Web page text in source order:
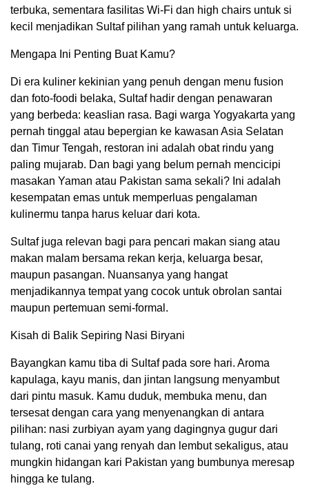
terbuka, sementara fasilitas Wi-Fi dan high chairs untuk si
kecil menjadikan Sultaf pilihan yang ramah untuk keluarga.
Mengapa Ini Penting Buat Kamu?
Di era kuliner kekinian yang penuh dengan menu fusion
dan foto-foodi belaka, Sultaf hadir dengan penawaran
yang berbeda: keaslian rasa. Bagi warga Yogyakarta yang
pernah tinggal atau bepergian ke kawasan Asia Selatan
dan Timur Tengah, restoran ini adalah obat rindu yang
paling mujarab. Dan bagi yang belum pernah mencicipi
masakan Yaman atau Pakistan sama sekali? Ini adalah
kesempatan emas untuk memperluas pengalaman
kulinermu tanpa harus keluar dari kota.
Sultaf juga relevan bagi para pencari makan siang atau
makan malam bersama rekan kerja, keluarga besar,
maupun pasangan. Nuansanya yang hangat
menjadikannya tempat yang cocok untuk obrolan santai
maupun pertemuan semi-formal.
Kisah di Balik Sepiring Nasi Biryani
Bayangkan kamu tiba di Sultaf pada sore hari. Aroma
kapulaga, kayu manis, dan jintan langsung menyambut
dari pintu masuk. Kamu duduk, membuka menu, dan
tersesat dengan cara yang menyenangkan di antara
pilihan: nasi zurbiyan ayam yang dagingnya gugur dari
tulang, roti canai yang renyah dan lembut sekaligus, atau
mungkin hidangan kari Pakistan yang bumbunya meresap
hingga ke tulang.